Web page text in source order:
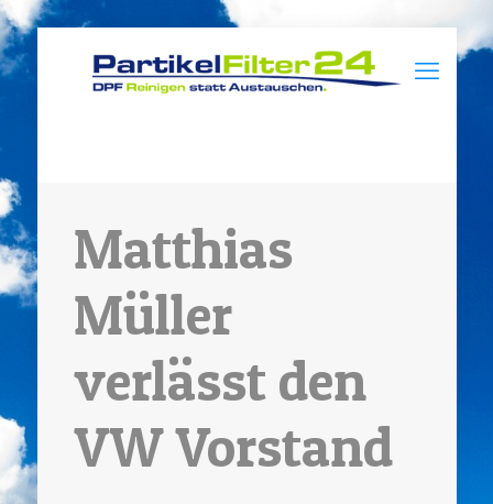
Matthias
Müller
verlässt den
VW Vorstand